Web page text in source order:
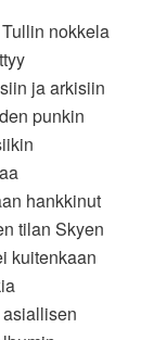
nokkela
ja arkisiin
punkin
hankkinut
tilan Skyen
kuitenkaan